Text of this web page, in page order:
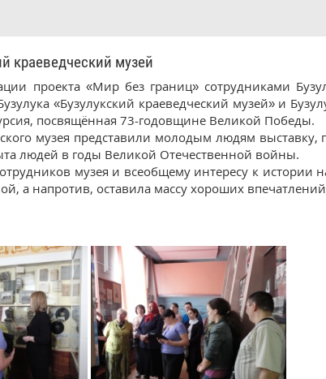
краеведческий музей
проекта «Мир без границ» сотрудниками
«Бузулукский краеведческий музей» и
посвящённая 73-годовщине Великой Победы.
музея представили молодым людям
людей в годы Великой Отечественной войны.
музея и всеобщему интересу к
а напротив, оставила массу хороших